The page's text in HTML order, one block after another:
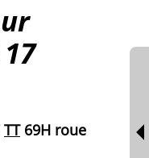
17
TT69H roue